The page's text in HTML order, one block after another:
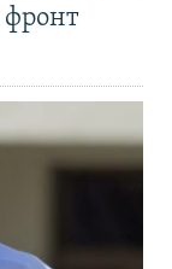
фронт